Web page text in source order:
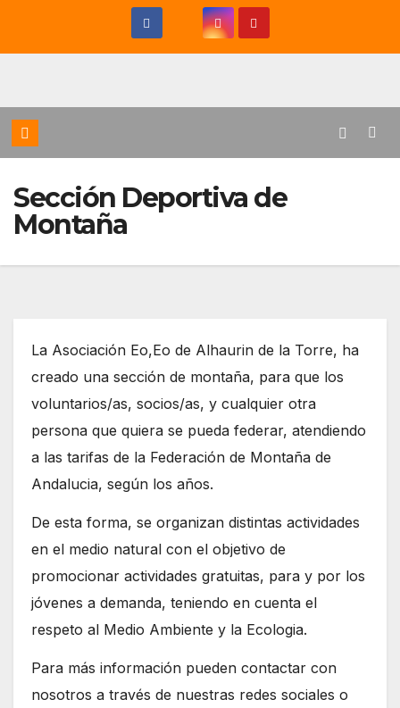
Sección Deportiva de
Montaña
La Asociación Eo,Eo de Alhaurin de la Torre, ha
creado una sección de montaña, para que los
voluntarios/as, socios/as, y cualquier otra
persona que quiera se pueda federar, atendiendo
a las tarifas de la Federación de Montaña de
Andalucia, según los años.
De esta forma, se organizan distintas actividades
en el medio natural con el objetivo de
promocionar actividades gratuitas, para y por los
jóvenes a demanda, teniendo en cuenta el
respeto al Medio Ambiente y la Ecologia.
Para más información pueden contactar con
nosotros a través de nuestras redes sociales o